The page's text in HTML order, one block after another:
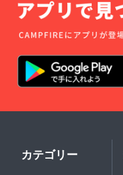
カテゴリー